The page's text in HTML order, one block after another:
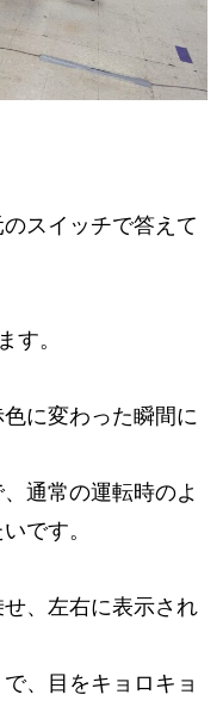
スイッチで答えて
す。
に変わった瞬間に
通常の運転時のよ
です。
、左右に表示され
、目をキョロキョ